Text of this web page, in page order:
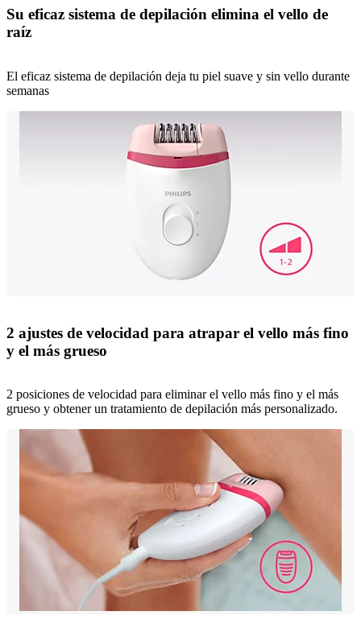
Su eficaz sistema de depilación elimina el vello de
raíz
El eficaz sistema de depilación deja tu piel suave y sin vello durante
semanas
2 ajustes de velocidad para atrapar el vello más fino
y el más grueso
2 posiciones de velocidad para eliminar el vello más fino y el más
grueso y obtener un tratamiento de depilación más personalizado.